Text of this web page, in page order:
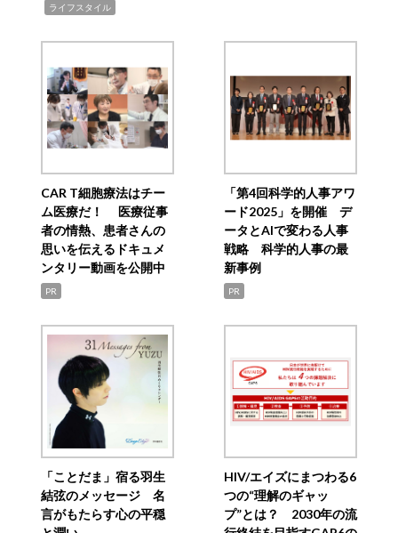
ライフスタイル
CAR T細胞療法はチー
ム医療だ！ 医療従事
者の情熱、患者さんの
思いを伝えるドキュメ
ンタリー動画を公開中
PR
「第4回科学的人事アワ
ード2025」を開催 デ
ータとAIで変わる人事
戦略 科学的人事の最
新事例
PR
「ことだま」宿る羽生
結弦のメッセージ 名
言がもたらす心の平穏
HIV/エイズにまつわる6
つの“理解のギャッ
プ”とは？ 2030年の流